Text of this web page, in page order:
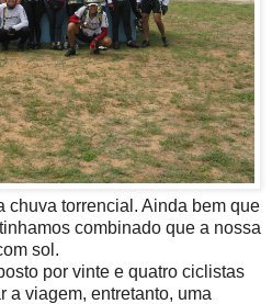
chuva torrencial. Ainda bem que
combinado que a nossa
sol.
por vinte e quatro ciclistas
a viagem, entretanto, uma